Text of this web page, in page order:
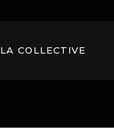
LA COLLECTIVE